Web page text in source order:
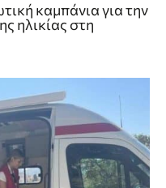
καμπάνια για την
ηλικίας στη